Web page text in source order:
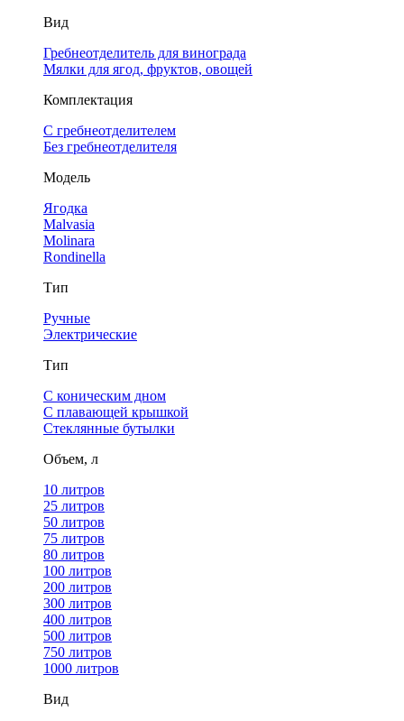
Вид
Гребнеотделитель для винограда
Мялки для ягод, фруктов, овощей
Комплектация
С гребнеотделителем
Без гребнеотделителя
Модель
Ягодка
Malvasia
Molinara
Rondinella
Тип
Ручные
Электрические
Тип
С коническим дном
С плавающей крышкой
Стеклянные бутылки
Объем, л
10 литров
25 литров
50 литров
75 литров
80 литров
100 литров
200 литров
300 литров
400 литров
500 литров
750 литров
1000 литров
Вид